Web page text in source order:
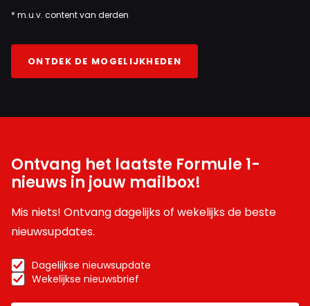
* m.u.v. content van derden
ONTDEK DE MOGELIJKHEDEN
Ontvang het laatste Formule 1-
nieuws in jouw mailbox!
Mis niets! Ontvang dagelijks of wekelijks de beste
nieuwsupdates.
Dagelijkse nieuwsupdate
Wekelijkse nieuwsbrief